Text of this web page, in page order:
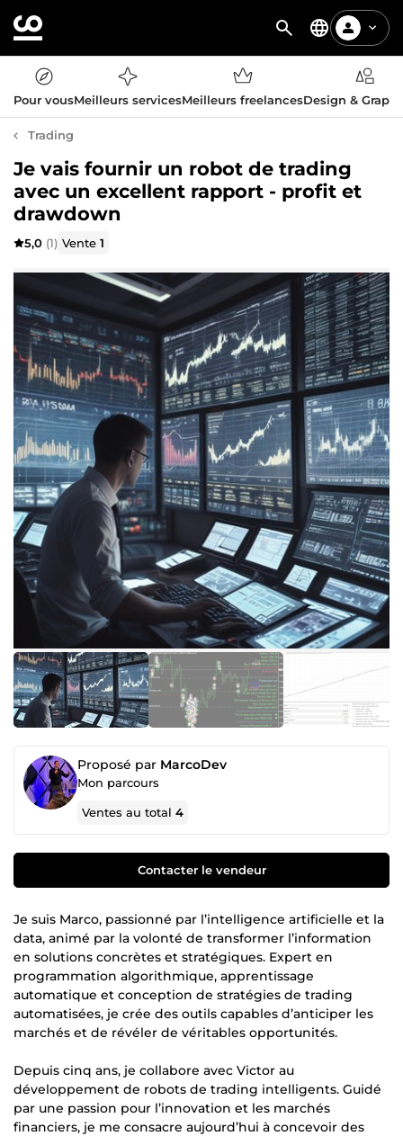
Pour vousMeilleurs servicesMeilleurs freelancesDesign &
Trading
Je vais fournir un robot de trading
avec un excellent rapport - profit et
drawdown
5,0 (1) Vente1
Proposé par MarcoDev
Mon parcours
Ventes au total4
Contacter le vendeur
Je suis Marco, passionné par l’intelligence artificielle et la
data, animé par la volonté de transformer l’information
en solutions concrètes et stratégiques. Expert en
programmation algorithmique, apprentissage
automatique et conception de stratégies de trading
automatisées, je crée des outils capables d’anticiper les
marchés et de révéler de véritables opportunités.
Depuis cinq ans, je collabore avec Victor au
développement de robots de trading intelligents. Guidé
par une passion pour l’innovation et les marchés
financiers, je me consacre aujourd’hui à concevoir des